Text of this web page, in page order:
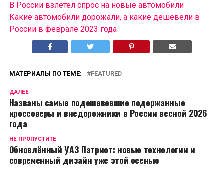
В России взлетел спрос на новые автомобили
Какие автомобили дорожали, а какие дешевели в
России в феврале 2023 года
МАТЕРИАЛЫ ПО ТЕМЕ: FEATURED
ДАЛЕЕ
Названы самые подешевевшие подержанные
кроссоверы и внедорожники в России весной 2026
года
НЕ ПРОПУСТИТЕ
Обновлённый УАЗ Патриот: новые технологии и
современный дизайн уже этой осенью